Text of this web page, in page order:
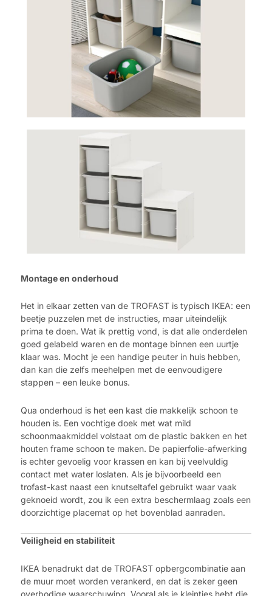
Montage en onderhoud
Het in elkaar zetten van de TROFAST is typisch IKEA: een
beetje puzzelen met de instructies, maar uiteindelijk
prima te doen. Wat ik prettig vond, is dat alle onderdelen
goed gelabeld waren en de montage binnen een uurtje
klaar was. Mocht je een handige peuter in huis hebben,
dan kan die zelfs meehelpen met de eenvoudigere
stappen – een leuke bonus.
Qua onderhoud is het een kast die makkelijk schoon te
houden is. Een vochtige doek met wat mild
schoonmaakmiddel volstaat om de plastic bakken en het
houten frame schoon te maken. De papierfolie-afwerking
is echter gevoelig voor krassen en kan bij veelvuldig
contact met water loslaten. Als je bijvoorbeeld een
trofast-kast naast een knutseltafel gebruikt waar vaak
geknoeid wordt, zou ik een extra beschermlaag zoals een
doorzichtige placemat op het bovenblad aanraden.
Veiligheid en stabiliteit
IKEA benadrukt dat de TROFAST opbergcombinatie aan
de muur moet worden verankerd, en dat is zeker geen
overbodige waarschuwing. Vooral als je kleintjes hebt die